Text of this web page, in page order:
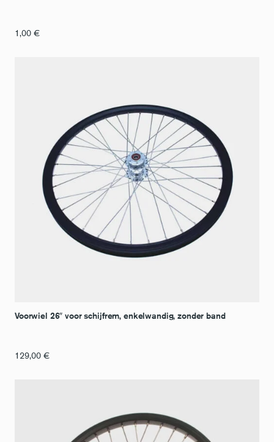
1,00 €
Voorwiel 26″ voor schijfrem, enkelwandig, zonder band
129,00 €